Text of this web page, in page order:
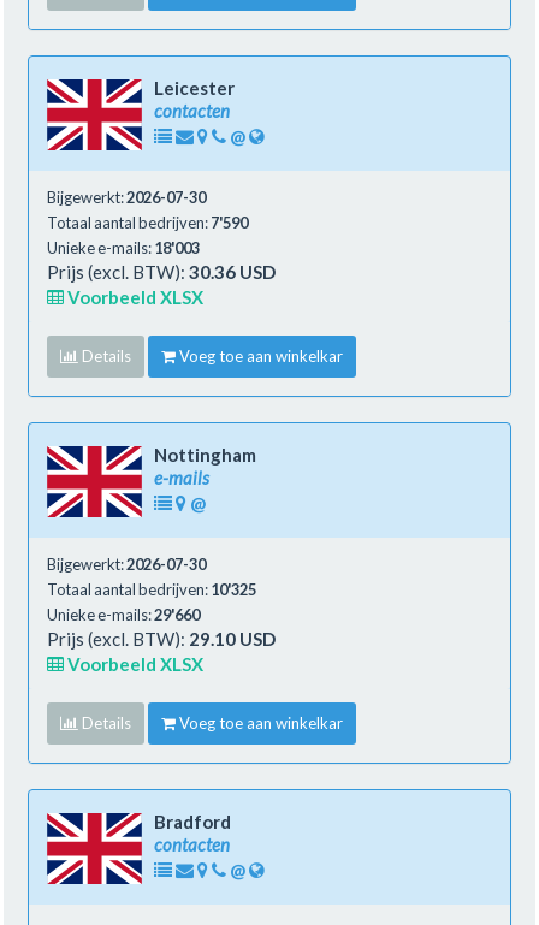
Leicester
contacten
@
Bijgewerkt:2026-07-30
Totaal aantal bedrijven:7'590
Unieke e-mails:18'003
Prijs (excl. BTW): 30.36 USD
Voorbeeld XLSX
Details Voeg toe aan winkelkar
Nottingham
e-mails
@
Bijgewerkt:2026-07-30
Totaal aantal bedrijven:10'325
Unieke e-mails:29'660
Prijs (excl. BTW): 29.10 USD
Voorbeeld XLSX
Details Voeg toe aan winkelkar
Bradford
contacten
@